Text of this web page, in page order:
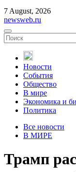
7 August, 2026
newsweb.ru
Новости
События
Общество
В мире
Экономика и
Политика
Все новости
В МИРЕ
Трамп